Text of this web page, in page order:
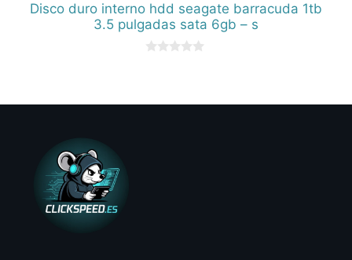
Disco duro interno hdd seagate barracuda 1tb
3.5 pulgadas sata 6gb – s